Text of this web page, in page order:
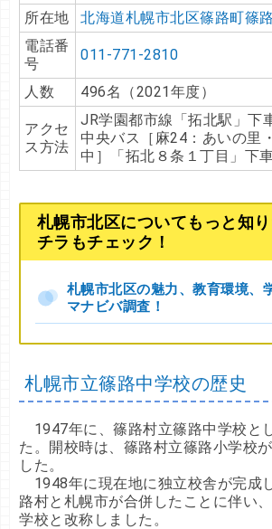
所在地
北海道札幌市北区篠路町篠
電話番
号
011-771-2810
人数 496名（2021年度）
アクセ
ス方法
JR学園都市線「拓北駅」下
中央バス［麻24：あいの里
中］「拓北８条１丁目」下
札幌市北区についてもっと知
チラもチェック！
札幌市北区の魅力、教育環境、
マナビバ調査！
札幌市立篠路中学校の歴史
1947年に、篠路村立篠路中学校と
た。開校時は、篠路村立篠路小学校
した。
1948年に現在地に独立校舎が完成
路村と札幌市が合併したことに伴い
学校と改称しました。